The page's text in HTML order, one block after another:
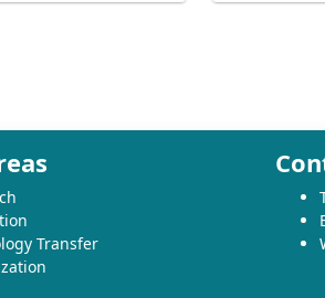
Transfer